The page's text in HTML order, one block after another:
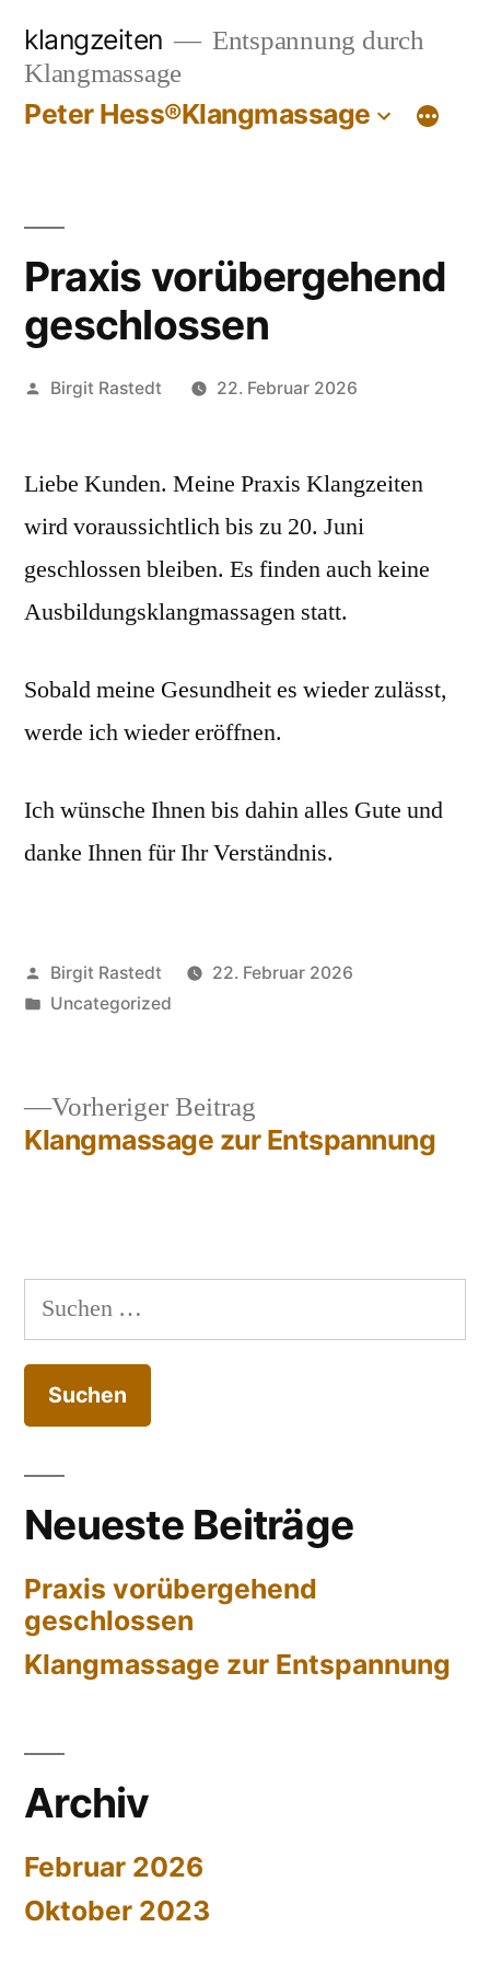
Inhalt
springen
klangzeiten
Entspannung durch
Klangmassage
Peter Hess®Klangmassage
Praxis vorübergehend
geschlossen
Veröffentlicht
Birgit Rastedt 22. Februar 2026
Liebe Kunden. Meine Praxis Klangzeiten
wird voraussichtlich bis zu 20. Juni
geschlossen bleiben. Es finden auch keine
Ausbildungsklangmassagen statt.
Sobald meine Gesundheit es wieder zulässt,
werde ich wieder eröffnen.
Ich wünsche Ihnen bis dahin alles Gute und
danke Ihnen für Ihr Verständnis.
Veröffentlicht
von
Birgit Rastedt
22. Februar 2026
Veröffentlicht
Uncategorized
Beitragsnavigation
Vorheriger Beitrag
Beitrag:
Klangmassage zur Entspannung
Suchen
nach:
Neueste Beiträge
Praxis vorübergehend
geschlossen
Klangmassage zur Entspannung
Archiv
Februar 2026
Oktober 2023